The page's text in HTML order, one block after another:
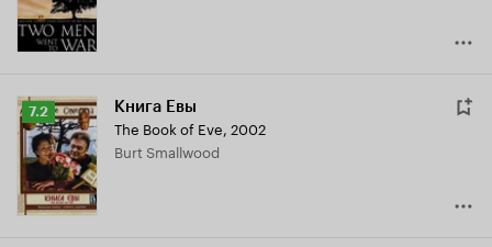
Рейтинг
Кинопоиска
7.2
7.2 Книга Евы
The Book of Eve, 2002
Burt Smallwood